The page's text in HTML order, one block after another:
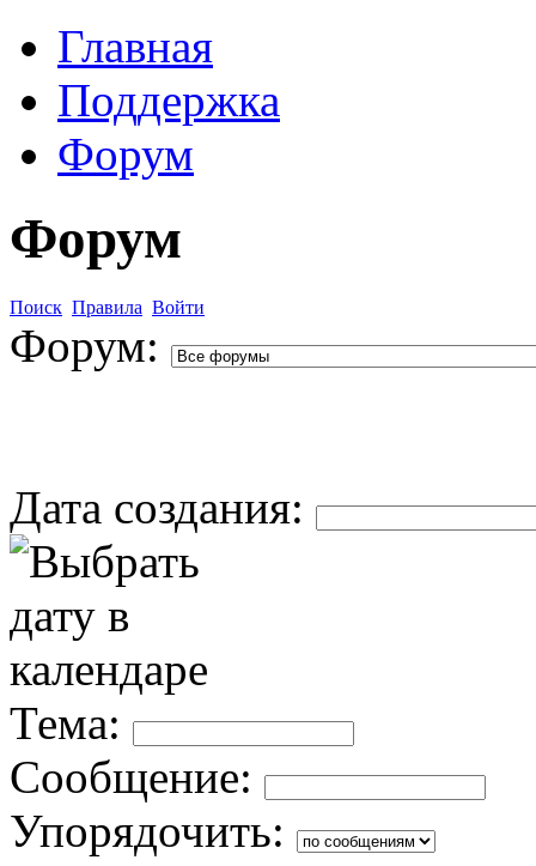
Главная
Поддержка
Форум
Форум
Поиск Правила Войти
Форум:
Дата создания:
Тема:
Сообщение:
Упорядочить: